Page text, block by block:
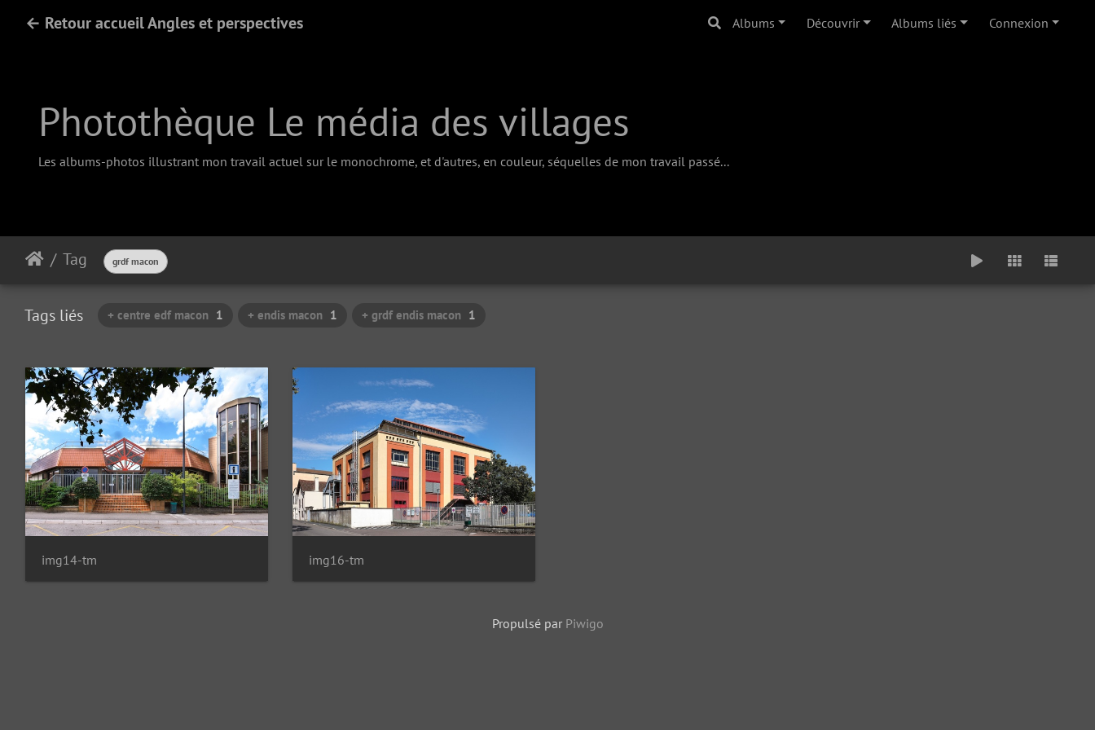
← Retour accueil Angles et perspectives Albums Découvrir Albums liés Connexion
Photothèque Le média des villages
Les albums-photos illustrant mon travail actuel sur le monochrome, et d'autres, en couleur, séquelles de mon travail passé...
Tag grdf macon
Tags liés + centre edf macon 1 + endis macon 1 + grdf endis macon 1
img14-tm img16-tm
Propulsé par Piwigo